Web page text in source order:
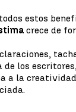
estos
crece de
los
a la